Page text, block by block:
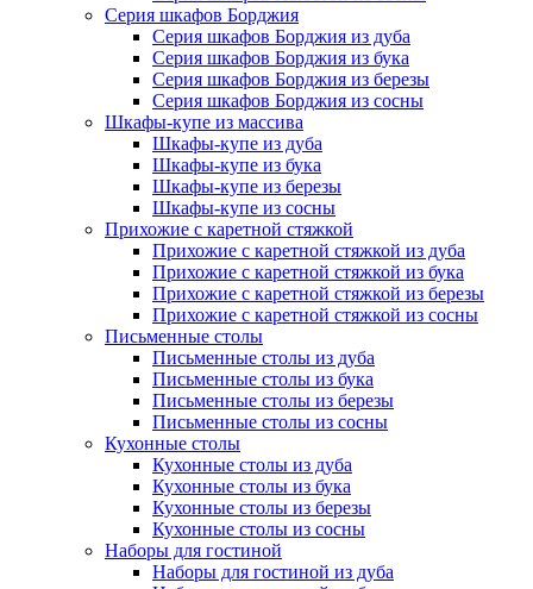
Серия шкафов Борджия
Серия шкафов Борджия из дуба
Серия шкафов Борджия из бука
Серия шкафов Борджия из березы
Серия шкафов Борджия из сосны
Шкафы-купе из массива
Шкафы-купе из дуба
Шкафы-купе из бука
Шкафы-купе из березы
Шкафы-купе из сосны
Прихожие с каретной стяжкой
Прихожие с каретной стяжкой из дуба
Прихожие с каретной стяжкой из бука
Прихожие с каретной стяжкой из березы
Прихожие с каретной стяжкой из сосны
Письменные столы
Письменные столы из дуба
Письменные столы из бука
Письменные столы из березы
Письменные столы из сосны
Кухонные столы
Кухонные столы из дуба
Кухонные столы из бука
Кухонные столы из березы
Кухонные столы из сосны
Наборы для гостиной
Наборы для гостиной из дуба